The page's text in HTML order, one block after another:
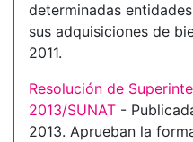
determinadas
sus adquisiciones de
2011.
Resolución de
2013/SUNAT -
2013. Aprueban la